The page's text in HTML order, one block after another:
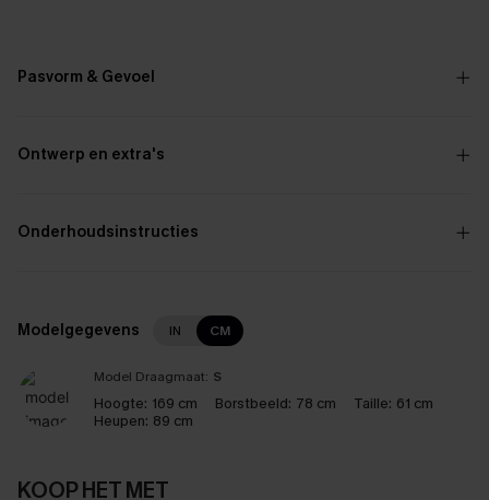
Pasvorm & Gevoel
Ontwerp en extra's
Onderhoudsinstructies
Modelgegevens IN CM
Model Draagmaat: S
Hoogte: 169 cm Borstbeeld: 78 cm Taille: 61 cm
Heupen: 89 cm
KOOP HET MET